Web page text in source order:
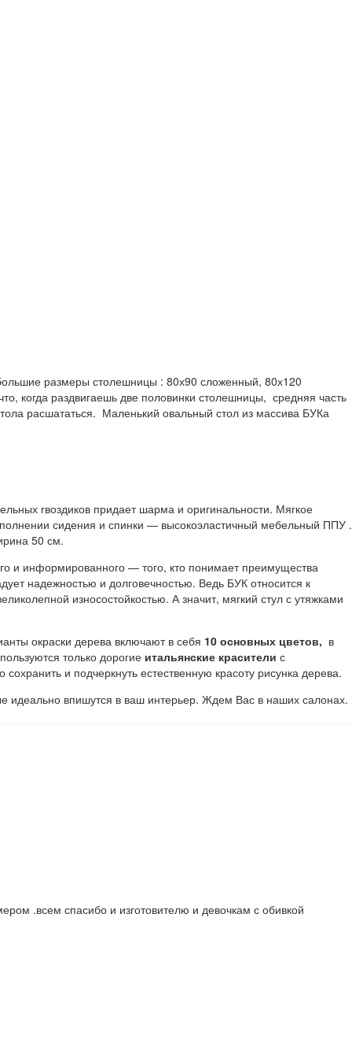
размеры столешницы : 80х90 сложенный, 80х120
когда раздвигаешь две половинки столешницы, средняя часть
расшататься. Маленький овальный стол из массива БУКа
гвоздиков придает шарма и оригинальности. Мягкое
сидения и спинки — высокоэластичный мебельный ППУ .
50 см.
и информированного — того, кто понимает преимущества
надежностью и долговечностью. Ведь БУК относится к
износостойкостью. А значит, мягкий стул с утяжками
окраски дерева включают в себя 10 основных цветов, в
только дорогие итальянские красители с
и подчеркнуть естественную красоту рисунка дерева.
идеально впишутся в ваш интерьер. Ждем Вас в наших салонах.
.всем спасибо и изготовителю и девочкам с обивкой